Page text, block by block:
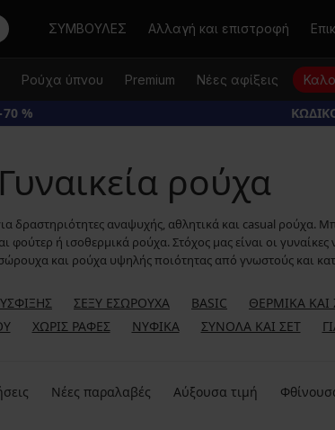
Αναζήτηση
ΣΥΜΒΟΥΛΕΣ Αλλαγή και επιστροφή
Ρούχα ύπνου Premium Νέες αφίξεις
%
Γυναικεία ρούχα
δραστηριότητες αναψυχής, αθλητικά και casual ρούχα.
ή ισοθερμικά ρούχα. Στόχος μας είναι οι γυναίκες
και ρούχα υψηλής ποιότητας από γνωστούς και
ΣΈΞΥ ΕΣΏΡΟΥΧΑ BASIC
ΘΕΡΜΙΚΆ ΚΑΙ
ΧΩΡΊΣ ΡΑΦΈΣ ΝΥΦΙΚΆ ΣΎΝΟΛΑ ΚΑΙ ΣΕΤ
Νέες παραλαβές Αύξουσα τιμή